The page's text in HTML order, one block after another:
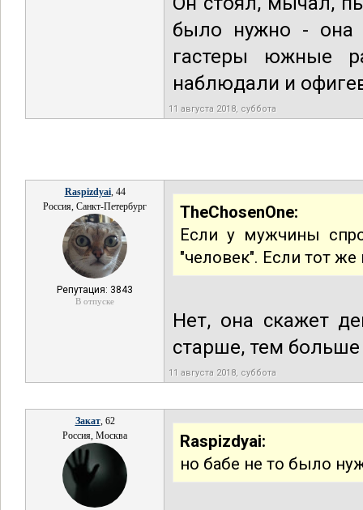
было нужно - она
гастеры южные
наблюдали и
11 августа 2018, суббота
Raspizdyai, 44
Россия, Санкт-Петербург
Репутация: 3843
В отпуске
TheChosenOne:
Если у мужчины
"человек". Если тот
Нет, она скажет
старше, тем
11 августа 2018, суббота
Закат, 62
Россия, Москва
Raspizdyai:
но бабе не то было